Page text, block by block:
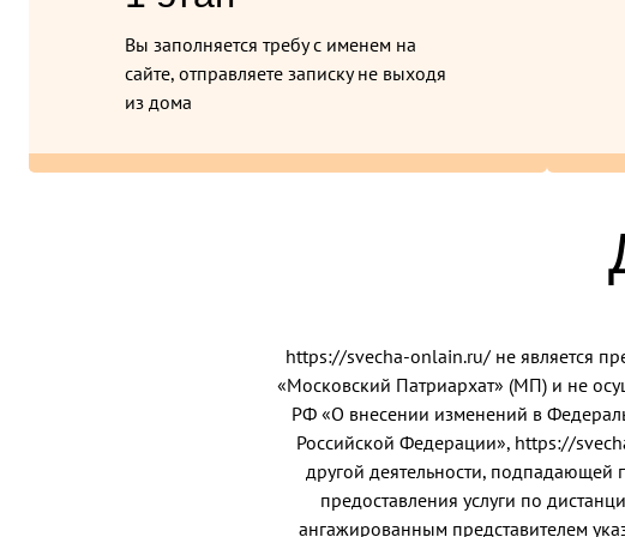
Вы заполняется требу с именем на
сайте, отправляете записку не выходя
из дома
https://svecha-onlain.ru/ не является
«Московский Патриархат» (МП) и не
РФ «О внесении изменений в
Российской Федерации», https://
другой деятельности, подпадающей
предоставления услуги по
ангажированным представителем